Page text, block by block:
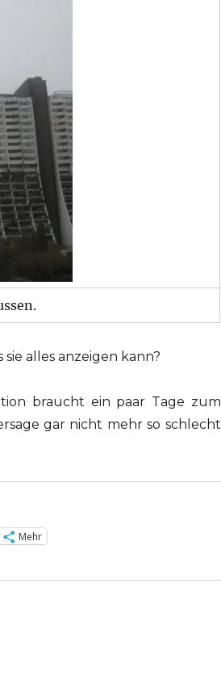
alles anzeigen kann?
braucht ein paar Tage zum
gar nicht mehr so schlecht
Mehr